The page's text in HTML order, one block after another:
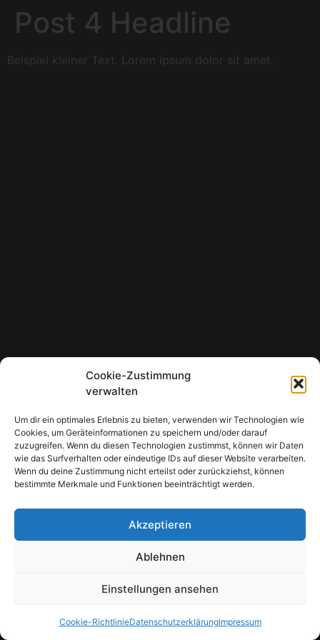
Cookie-Zustimmung
verwalten
Um dir ein optimales Erlebnis zu bieten, verwenden wir Technologien wie
Cookies, um Geräteinformationen zu speichern und/oder darauf
zuzugreifen. Wenn du diesen Technologien zustimmst, können wir Daten
wie das Surfverhalten oder eindeutige IDs auf dieser Website verarbeiten.
Wenn du deine Zustimmung nicht erteilst oder zurückziehst, können
bestimmte Merkmale und Funktionen beeinträchtigt werden.
Akzeptieren
Ablehnen
Einstellungen ansehen
Cookie-RichtlinieDatenschutzerklärungImpressum
Post 4 Headline
Beispiel kleiner Text. Lorem ipsum dolor sit amet.